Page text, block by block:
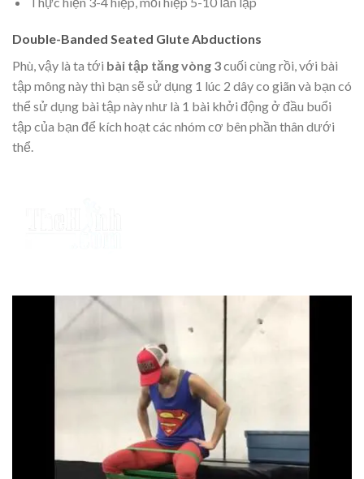
Double-Banded Seated Glute Abductions
Phù, vậy là ta tới bài tập tăng vòng 3cuối cùng rồi, với bài
tập mông này thì bạn sẽ sử dụng 1 lúc 2 dây co giãn và bạn có
thể sử dụng bài tập này như là 1 bài khởi động ở đầu buổi
tập của bạn để kích hoạt các nhóm cơ bên phần thân dưới
thể.